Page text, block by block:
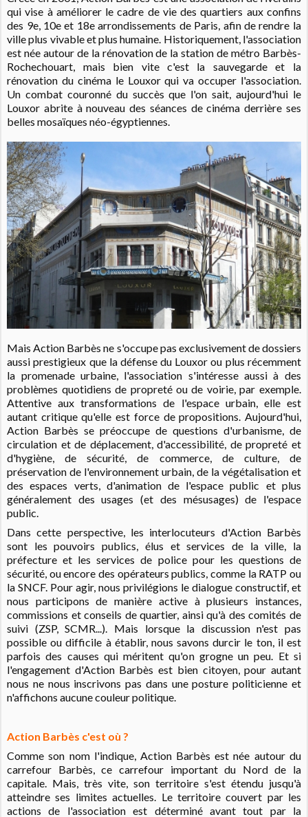
qui vise à améliorer le cadre de vie des quartiers aux confins
des 9e, 10e et 18e arrondissements de Paris, afin de rendre la
ville plus vivable et plus humaine. Historiquement, l'association
est née autour de la rénovation de la station de métro Barbès-
Rochechouart, mais bien vite c'est la sauvegarde et la
rénovation du cinéma le Louxor qui va occuper l'association.
Un combat couronné du succès que l'on sait, aujourd'hui le
Louxor abrite à nouveau des séances de cinéma derrière ses
belles mosaïques néo-égyptiennes.
Mais Action Barbès ne s'occupe pas exclusivement de dossiers
aussi prestigieux que la défense du Louxor ou plus récemment
la promenade urbaine, l'association s'intéresse aussi à des
problèmes quotidiens de propreté ou de voirie, par exemple.
Attentive aux transformations de l'espace urbain, elle est
autant critique qu'elle est force de propositions. Aujourd'hui,
Action Barbès se préoccupe de questions d'urbanisme, de
circulation et de déplacement, d'accessibilité, de propreté et
d'hygiène, de sécurité, de commerce, de culture, de
préservation de l'environnement urbain, de la végétalisation et
des espaces verts, d'animation de l'espace public et plus
généralement des usages (et des mésusages) de l'espace
public.
Dans cette perspective, les interlocuteurs d'Action Barbès
sont les pouvoirs publics, élus et services de la ville, la
préfecture et les services de police pour les questions de
sécurité, ou encore des opérateurs publics, comme la RATP ou
la SNCF. Pour agir, nous privilégions le dialogue constructif, et
nous participons de manière active à plusieurs instances,
commissions et conseils de quartier, ainsi qu'à des comités de
suivi (ZSP, SCMR...). Mais lorsque la discussion n'est pas
possible ou difficile à établir, nous savons durcir le ton, il est
parfois des causes qui méritent qu'on grogne un peu. Et si
l'engagement d'Action Barbès est bien citoyen, pour autant
nous ne nous inscrivons pas dans une posture politicienne et
n'affichons aucune couleur politique.
Action Barbès c'est où ?
Comme son nom l'indique, Action Barbès est née autour du
carrefour Barbès, ce carrefour important du Nord de la
capitale. Mais, très vite, son territoire s'est étendu jusqu'à
atteindre ses limites actuelles. Le territoire couvert par les
actions de l'association est déterminé avant tout par la